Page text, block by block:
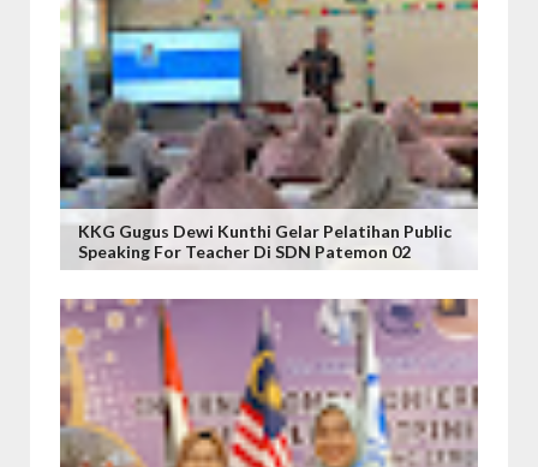
KKG Gugus Dewi Kunthi Gelar Pelatihan Public
Speaking For Teacher Di SDN Patemon 02